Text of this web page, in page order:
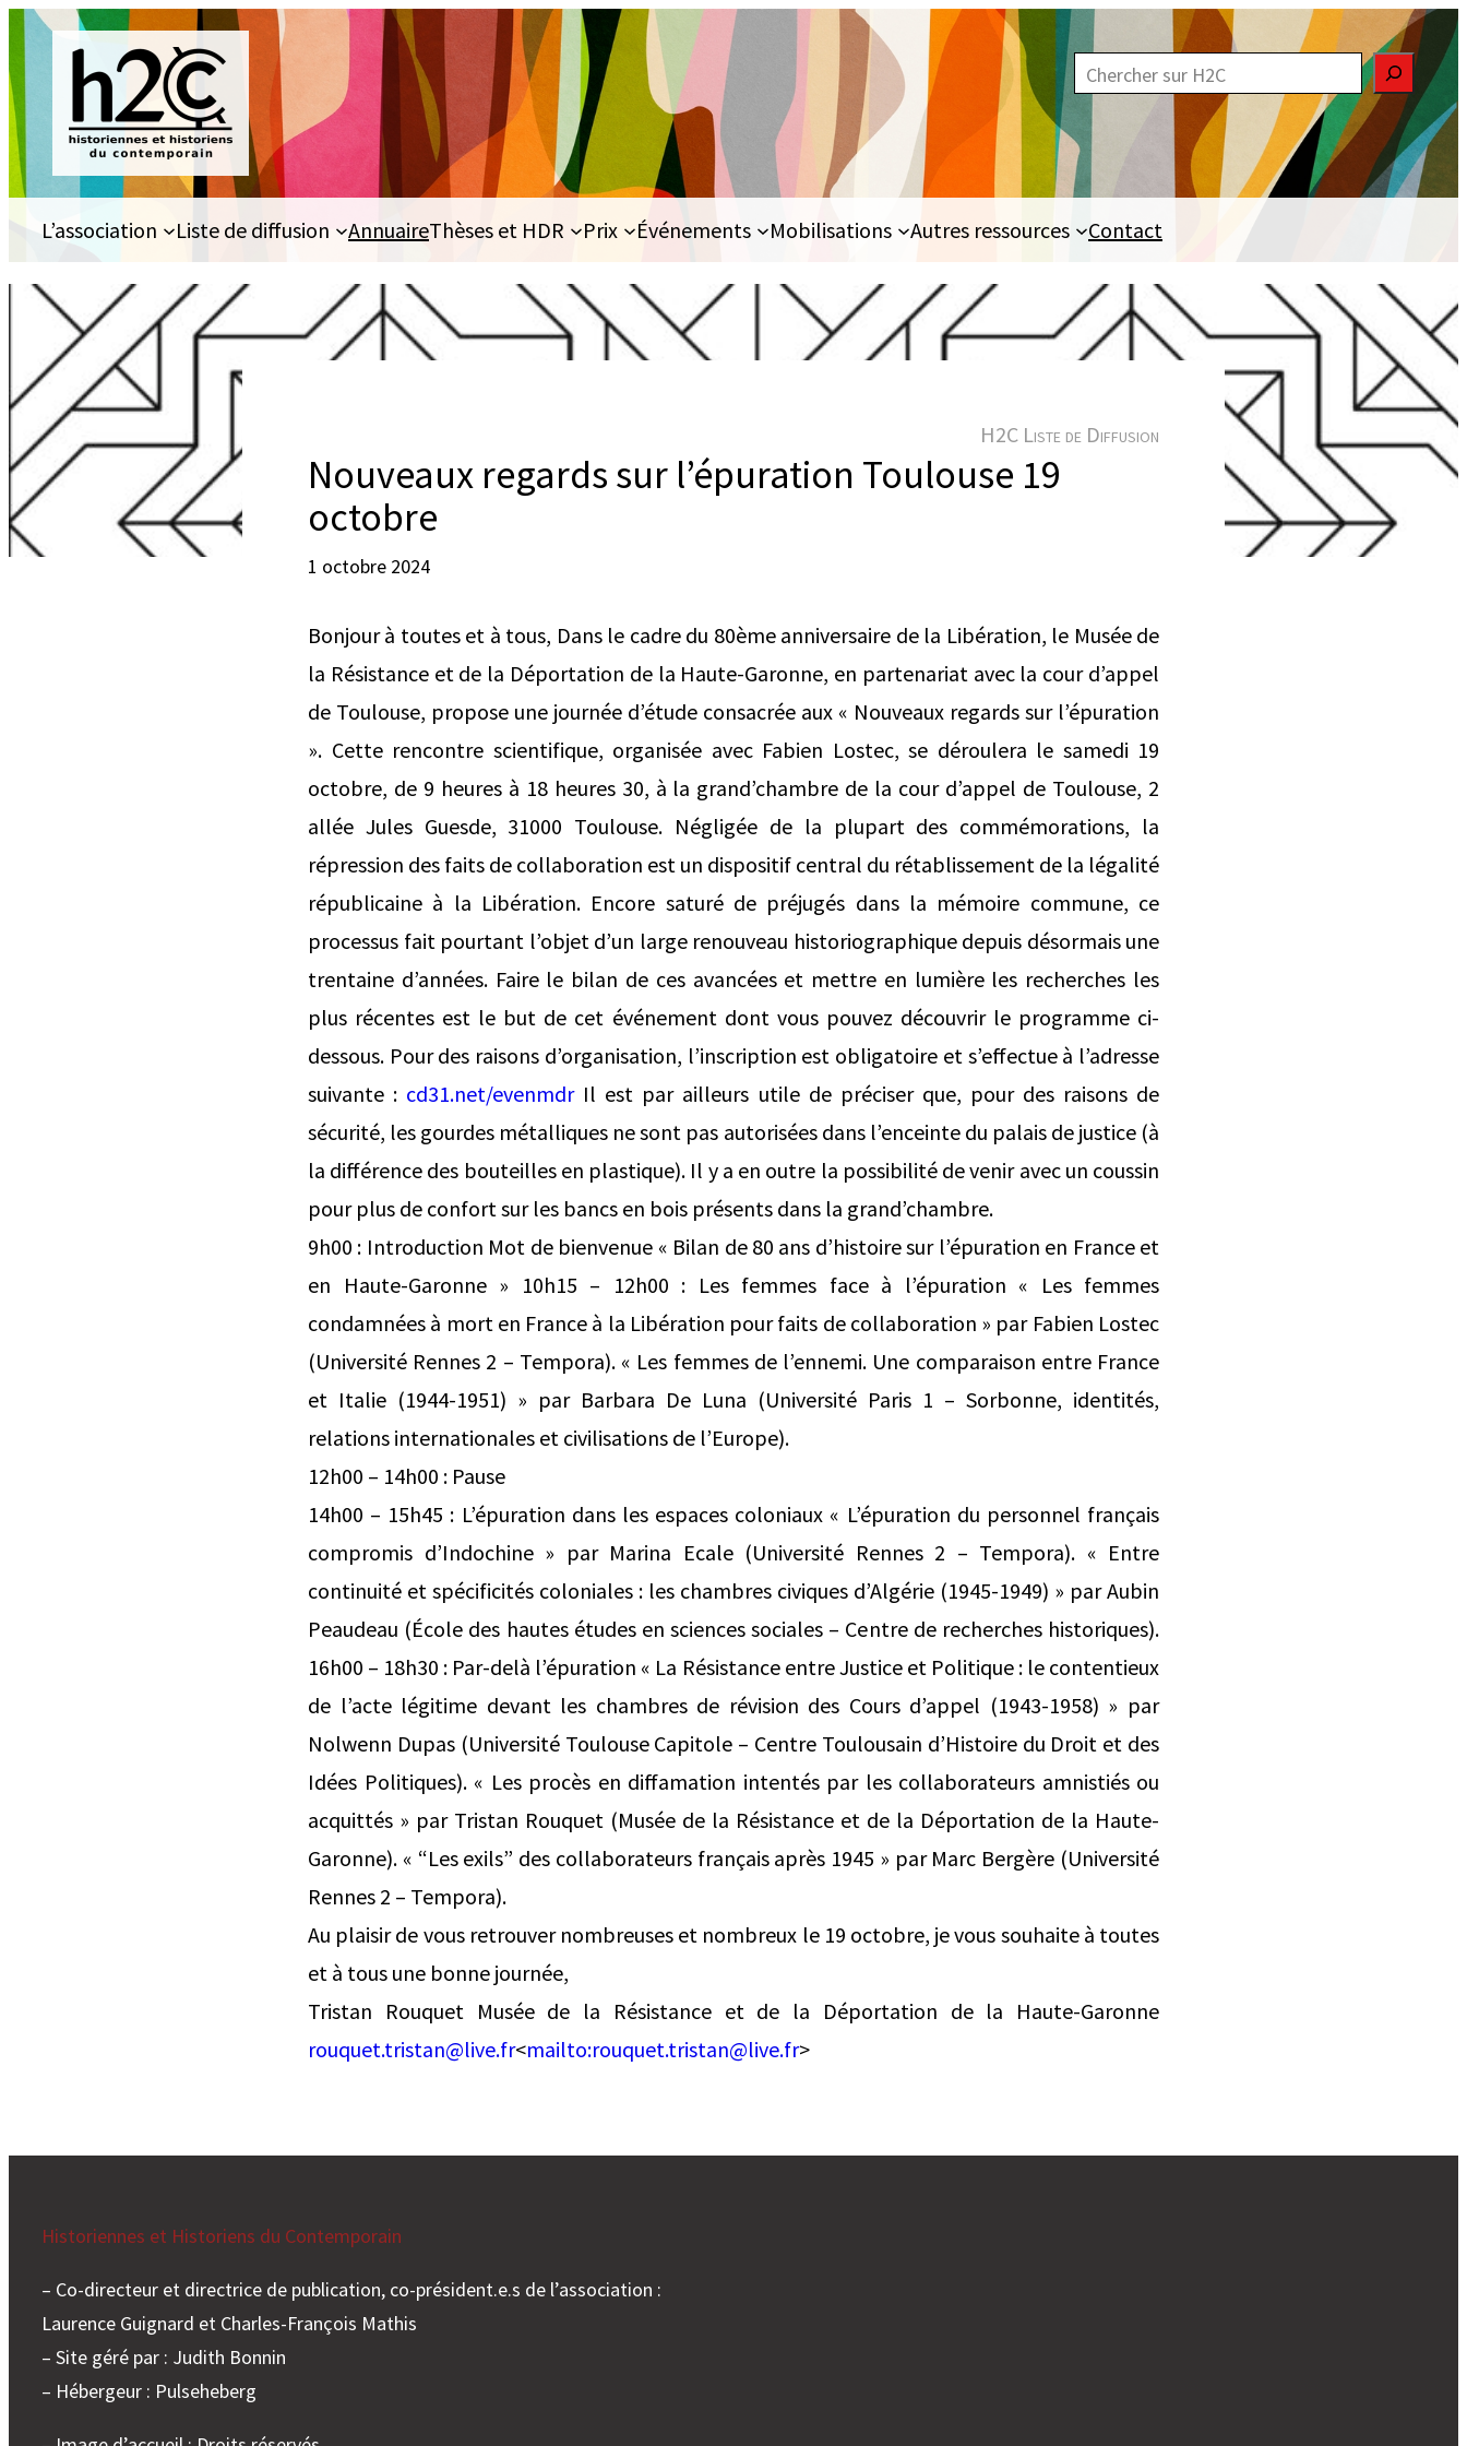
Aller
au
contenu
c
h
e
c
L’association Liste de diffusion AnnuaireThèses et HDR Prix Événements Mobilisations Autres ressources Contact
H2C Liste de Diffusion
Nouveaux regards sur l’épuration Toulouse 19
octobre
1 octobre 2024
Bonjour à toutes et à tous, Dans le cadre du 80ème anniversaire de la Libération, le Musée de
la Résistance et de la Déportation de la Haute-Garonne, en partenariat avec la cour d’appel
de Toulouse, propose une journée d’étude consacrée aux « Nouveaux regards sur l’épuration
». Cette rencontre scientifique, organisée avec Fabien Lostec, se déroulera le samedi 19
octobre, de 9 heures à 18 heures 30, à la grand’chambre de la cour d’appel de Toulouse, 2
allée Jules Guesde, 31000 Toulouse. Négligée de la plupart des commémorations, la
répression des faits de collaboration est un dispositif central du rétablissement de la légalité
républicaine à la Libération. Encore saturé de préjugés dans la mémoire commune, ce
processus fait pourtant l’objet d’un large renouveau historiographique depuis désormais une
trentaine d’années. Faire le bilan de ces avancées et mettre en lumière les recherches les
plus récentes est le but de cet événement dont vous pouvez découvrir le programme ci-
dessous. Pour des raisons d’organisation, l’inscription est obligatoire et s’effectue à l’adresse
suivante : cd31.net/evenmdrIl est par ailleurs utile de préciser que, pour des raisons de
sécurité, les gourdes métalliques ne sont pas autorisées dans l’enceinte du palais de justice (à
la différence des bouteilles en plastique). Il y a en outre la possibilité de venir avec un coussin
pour plus de confort sur les bancs en bois présents dans la grand’chambre.
9h00 : Introduction Mot de bienvenue « Bilan de 80 ans d’histoire sur l’épuration en France et
en Haute‑Garonne » 10h15 – 12h00 : Les femmes face à l’épuration « Les femmes
condamnées à mort en France à la Libération pour faits de collaboration » par Fabien Lostec
(Université Rennes 2 – Tempora). « Les femmes de l’ennemi. Une comparaison entre France
et Italie (1944-1951) » par Barbara De Luna (Université Paris 1 – Sorbonne, identités,
relations internationales et civilisations de l’Europe).
12h00 – 14h00 : Pause
14h00 – 15h45 : L’épuration dans les espaces coloniaux « L’épuration du personnel français
compromis d’Indochine » par Marina Ecale (Université Rennes 2 – Tempora). « Entre
continuité et spécificités coloniales : les chambres civiques d’Algérie (1945-1949) » par Aubin
Peaudeau (École des hautes études en sciences sociales – Centre de recherches historiques).
16h00 – 18h30 : Par-delà l’épuration « La Résistance entre Justice et Politique : le contentieux
de l’acte légitime devant les chambres de révision des Cours d’appel (1943‑1958) » par
Nolwenn Dupas (Université Toulouse Capitole – Centre Toulousain d’Histoire du Droit et des
Idées Politiques). « Les procès en diffamation intentés par les collaborateurs amnistiés ou
acquittés » par Tristan Rouquet (Musée de la Résistance et de la Déportation de la Haute-
Garonne). « “Les exils” des collaborateurs français après 1945 » par Marc Bergère (Université
Rennes 2 – Tempora).
Au plaisir de vous retrouver nombreuses et nombreux le 19 octobre, je vous souhaite à toutes
et à tous une bonne journée,
Tristan Rouquet Musée de la Résistance et de la Déportation de la Haute-Garonne
rouquet.tristan@live.fr<mailto:rouquet.tristan@live.fr>
Historiennes et Historiens du Contemporain
– Co-directeur et directrice de publication, co-président.e.s de l’association :
Laurence Guignard et Charles-François Mathis
– Site géré par : Judith Bonnin
– Hébergeur : Pulseheberg